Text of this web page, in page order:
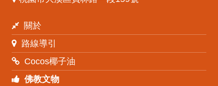
關於
路線導引
Cocos椰子油
佛教文物